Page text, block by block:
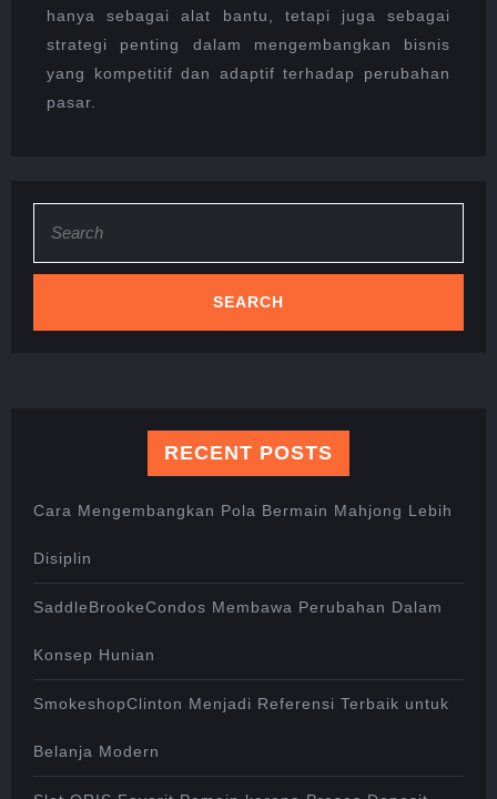
hanya sebagai alat bantu, tetapi juga sebagai
strategi penting dalam mengembangkan bisnis
yang kompetitif dan adaptif terhadap perubahan
pasar.
for:
RECENT POSTS
Cara Mengembangkan Pola Bermain Mahjong Lebih
Disiplin
SaddleBrookeCondos Membawa Perubahan Dalam
Konsep Hunian
SmokeshopClinton Menjadi Referensi Terbaik untuk
Belanja Modern